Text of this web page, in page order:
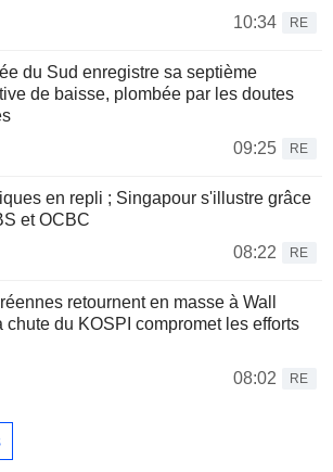
10:34
RE
du Sud enregistre sa septième
de baisse, plombée par les doutes
09:25
RE
en repli ; Singapour s'illustre grâce
et OCBC
08:22
RE
retournent en masse à Wall
chute du KOSPI compromet les efforts
08:02
RE